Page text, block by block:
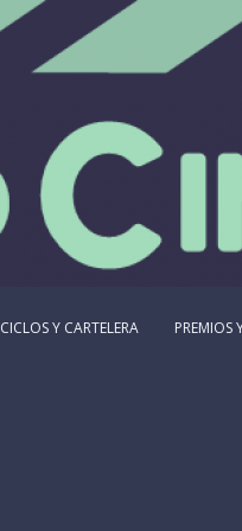
CICLOS Y CARTELERA PREMIOS